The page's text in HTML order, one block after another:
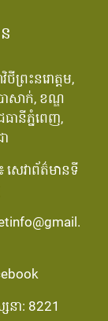
ព្រះនរោត្តម,
ាសាក់, ខណ្ឌ
ធានីភ្នំពេញ,
សេវាព័ត៌មានទី
នា: 8221